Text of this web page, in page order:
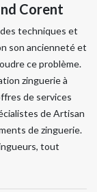
Corent
techniques et
son ancienneté et
ce problème.
zinguerie à
de services
de Artisan
de zinguerie.
tout